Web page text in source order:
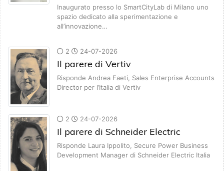
Inaugurato presso lo SmartCityLab di Milano uno
spazio dedicato alla sperimentazione e
all’innovazione…
2 24-07-2026
Il parere di Vertiv
Risponde Andrea Faeti, Sales Enterprise Accounts
Director per l’Italia di Vertiv
2 24-07-2026
Il parere di Schneider Electric
Risponde Laura Ippolito, Secure Power Business
Development Manager di Schneider Electric Italia